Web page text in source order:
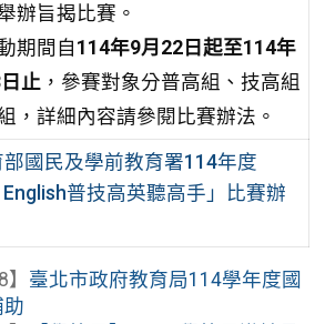
辦旨揭比賽。
期間自 114年9月22日起至114年
止 ，參賽對象分普高組、技高組
，詳細內容請參閱比賽辦法。
國民及學前教育署114年度
English普技高英聽高手」比賽辦
臺北市政府教育局114學年度國